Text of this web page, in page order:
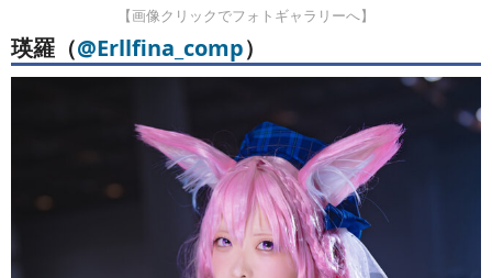
【画像クリックでフォトギャラリーへ】
瑛羅（@Erllfina_comp）